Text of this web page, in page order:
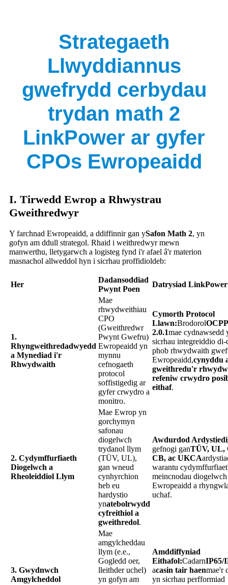
Strategaeth
Llwyddiannus
gwefrydd cerbydau
trydan math 2
LinkPower ar gyfer
CPOs Ewropeaidd
I. Tirwedd Ewrop a Rhwystrau
Gweithredwyr
Y farchnad Ewropeaidd, a ddiffinnir gan ySafon Math 2, yn
gofyn am ddull strategol. Rhaid i weithredwyr mewn
manwerthu, lletygarwch a logisteg fynd i'r afael â'r materion
masnachol allweddol hyn i sicrhau proffidioldeb:
Her
Dadansoddiad
Pwynt Poen
Datrysiad LinkPower
1.
Rhyngweithredadwyedd
a Mynediad i'r
Rhwydwaith
Mae
rhwydweithiau
CPO
(Gweithredwr
Pwynt Gwefru)
Ewropeaidd yn
mynnu
cefnogaeth
protocol
soffistigedig ar
gyfer crwydro a
monitro.
Cymorth Protocol
Llawn:Brodorol
2.0.1mae cydnawsedd
sicrhau integreiddio di-
phob rhwydwaith
Ewropeaidd,cynyddu
gweithredu'r
refeniw crwydro
eithaf.
2. Cydymffurfiaeth
Diogelwch a
Rheoleiddiol Llym
Mae Ewrop yn
gorchymyn
safonau
diogelwch
trydanol llym
(TÜV, UL),
gan wneud
cynhyrchion
heb eu
hardystio
ynatebolrwydd
cyfreithiol a
gweithredol.
Awdurdod
gefnogi ganTÜV, UL,
CB, ac UKCA
warantu
meincnodau diogelwch
Ewropeaidd a
uchaf.
3. Gwydnwch
Amgylcheddol
Mae
amgylcheddau
llym (e.e.,
Gogledd oer,
lleithder uchel)
yn gofyn am
Amddiffyniad
Eithafol:CadarnIP65/
acasin tair haenmae'r
yn sicrhau perfformiad